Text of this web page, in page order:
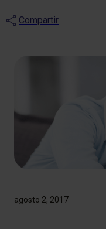
Compartir
agosto 2, 2017